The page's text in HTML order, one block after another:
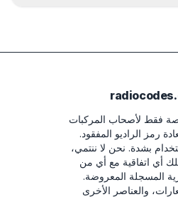
فقط لأصحاب المركبات
رمز الراديو المفقود.
بشدة. نحن لا ننتمي،
أي اتفاقية مع أي من
المسجلة المعروضة.
والعناصر الأخرى